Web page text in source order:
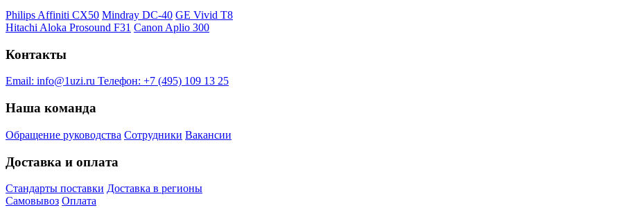
Philips Affiniti CX50 Mindray DC-40 GE Vivid T8
Hitachi Aloka Prosound F31 Canon Aplio 300
Контакты
Email: info@1uzi.ru Телефон: +7 (495) 109 13 25
Наша команда
Обращение руководства Сотрудники Вакансии
Доставка и оплата
Стандарты поставки Доставка в регионы
Самовывоз Оплата